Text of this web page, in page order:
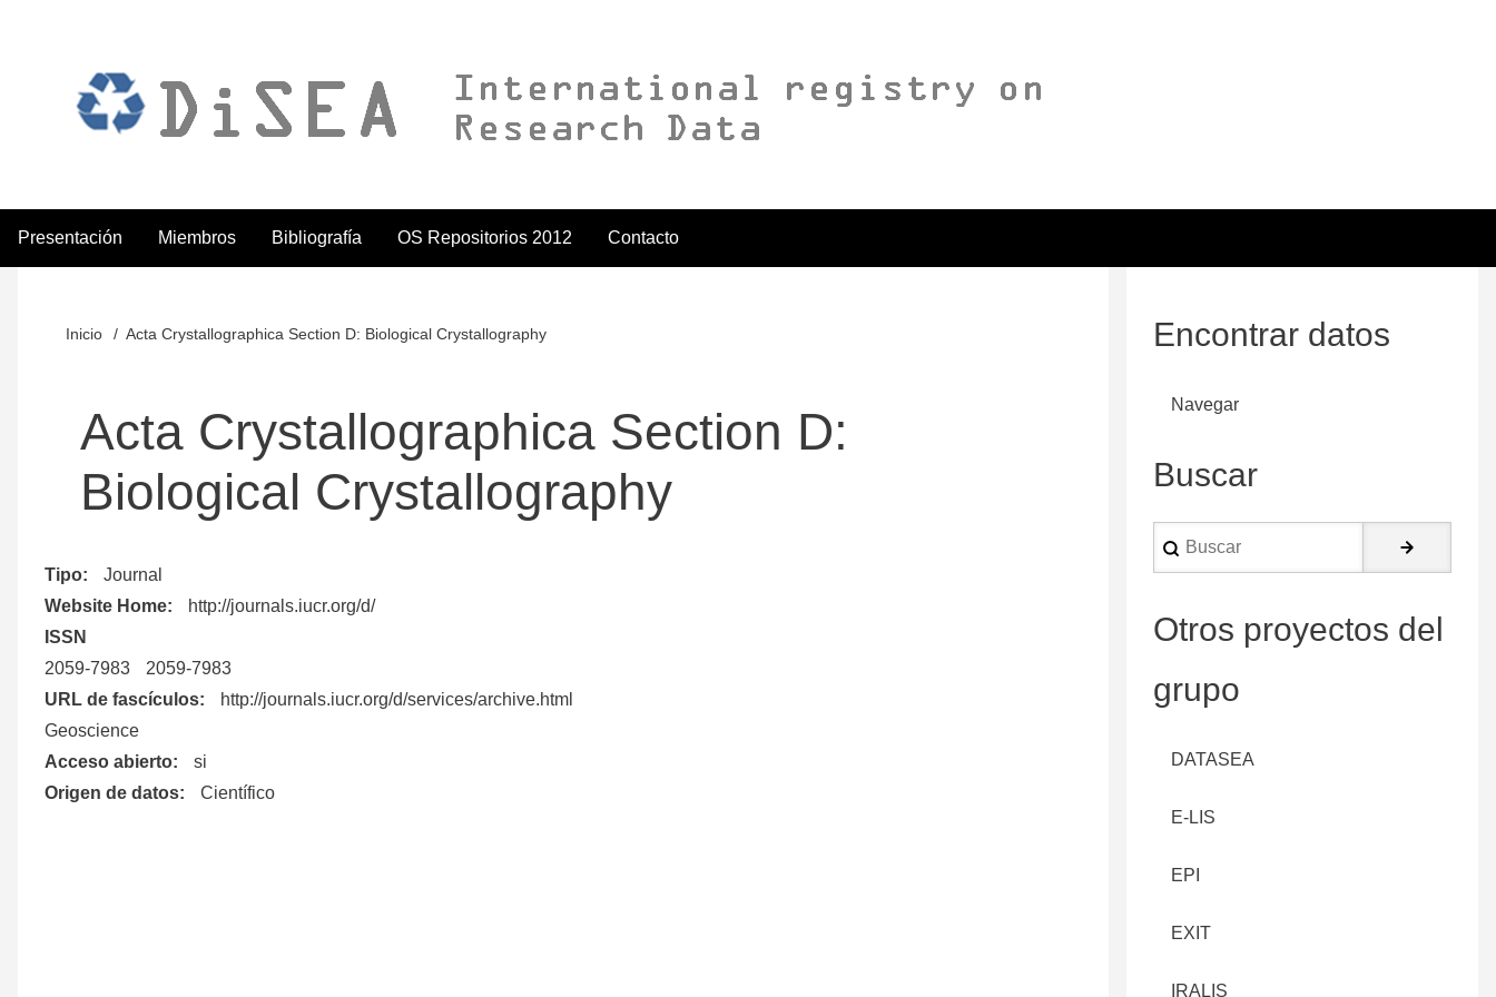
ODiSEA
Presentación Miembros Bibliografía OS Repositorios 2012 Contacto
Sobrescribir
enlaces
a
la
navegación
Inicio Acta Crystallographica Section D: Biological Crystallography
Acta Crystallographica Section D:
Biological Crystallography
Tipo
Journal
Website Home
http://journals.iucr.org/d/
ISSN
2059-7983
2059-7983
URL de fascículos
http://journals.iucr.org/d/services/archive.html
Geoscience
Acceso abierto
si
Origen de datos
Científico
Encontrar datos
Navegar
Buscar
Buscar
Otros proyectos del
grupo
DATASEA
E-LIS
EPI
EXIT
IRALIS